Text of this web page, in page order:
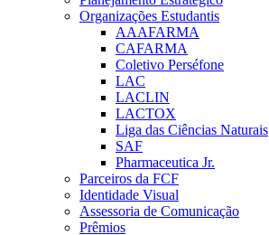
Organizações Estudantis
AAAFARMA
CAFARMA
Coletivo Perséfone
LAC
LACLIN
LACTOX
Liga das Ciências Naturais
SAF
Pharmaceutica Jr.
Parceiros da FCF
Identidade Visual
Assessoria de Comunicação
Prêmios